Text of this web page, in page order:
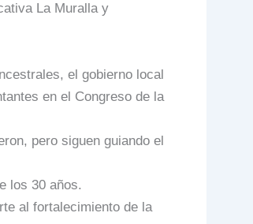
La Muralla y
el gobierno local
en el Congreso de la
pero siguen guiando el
los 30 años.
al fortalecimiento de la